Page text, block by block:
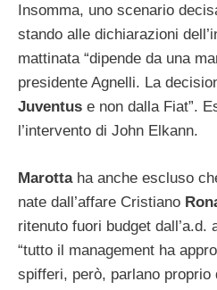
Insomma, uno scenario
stando alle dichiarazioni
mattinata “dipende da una
presidente Agnelli. La
Juventus e non dalla Fiat”.
l’intervento di John Elkann.
Marottaha anche escluso
nate dall’affare Cristiano
ritenuto fuori budget dall’a.d.
“tutto il management ha
spifferi, però, parlano proprio